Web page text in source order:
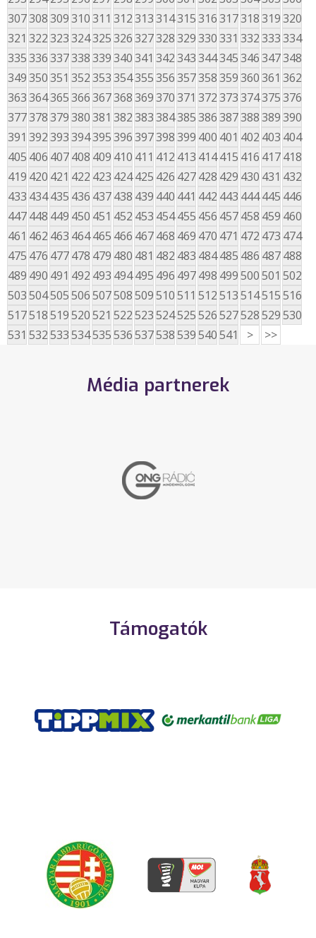
307308309310311 312313314315316317318319320
321 322323324325326327328329330331 332333334
335336337338339340341 342343344345346347348
349350351 352353354355356357358359360361 362
363364365366367368369370371 372373374375376
377378379380381 382383384385386387388389390
391 392393394395396397398399 400 401 402 403 404
405 406 407408 409 410 411 412 413 414415 416 417418
419 420 421 422 423 424425 426 427428 429 430 431 432
433 434435 436 437438 439 440 441 442 443 444445 446
447448 449 450 451 452 453 454455 456 457458 459 460
461 462 463 464465 466 467468 469 470 471 472 473 474
475 476 477478 479 480 481 482 483 484485 486 487488
489 490 491 492 493 494495 496 497498 499500501 502
503504505506507508509510511 512513514515516
517518519520521 522523524525526527528529530
531 532533534535536537538539540541 > >>
Média partnerek
Támogatók